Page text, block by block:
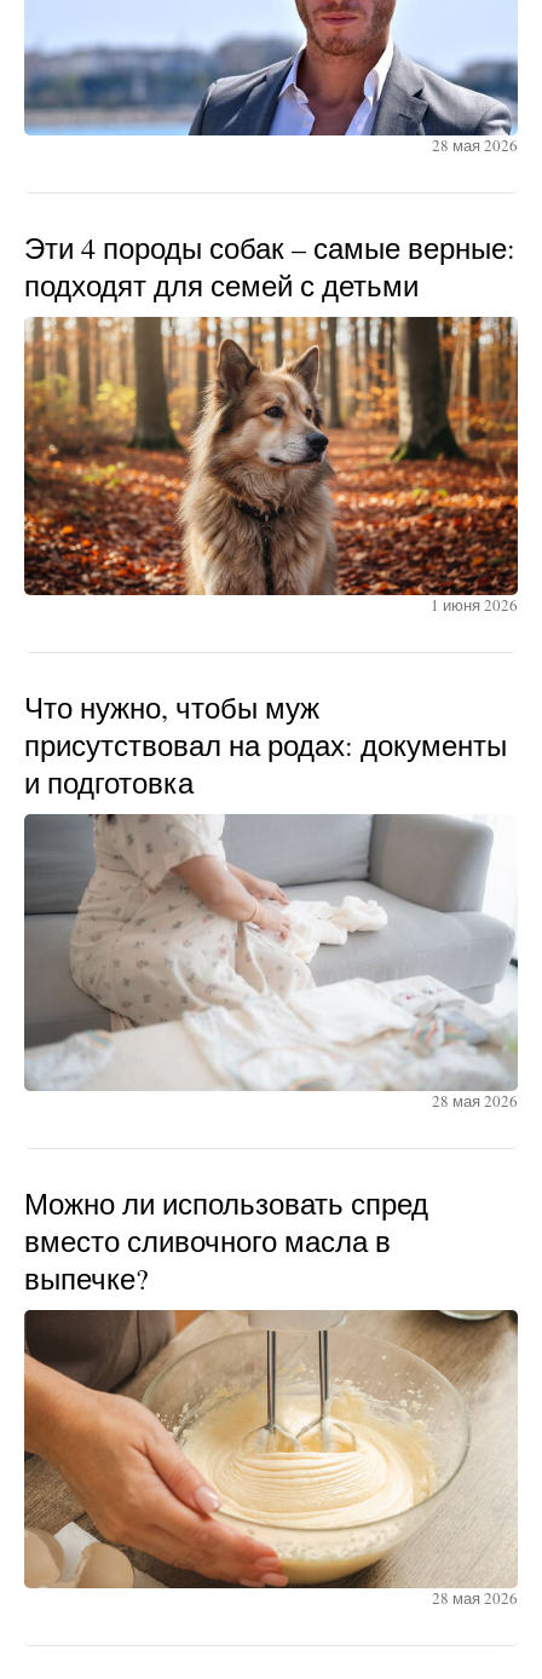
28 мая 2026
Эти 4 породы собак – самые верные:
подходят для семей с детьми
1 июня 2026
Что нужно, чтобы муж
присутствовал на родах: документы
и подготовка
28 мая 2026
Можно ли использовать спред
вместо сливочного масла в
выпечке?
28 мая 2026